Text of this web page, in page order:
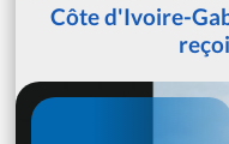
Côte d'Ivoire-